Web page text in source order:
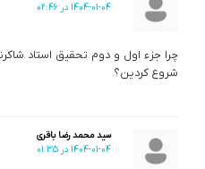
1404-01-04 در 02:46
چرا جزء اول و دوم تحقیق استاد
شروع کردین؟
سید محمد رضا باقری
1404-01-04 در 01:35